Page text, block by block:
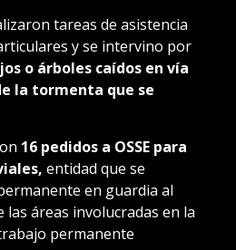
tareas de asistencia
y se intervino por
o árboles caídos en vía
la tormenta que se
16 pedidos a OSSE para
entidad que se
en guardia al
las áreas involucradas en la
permanente